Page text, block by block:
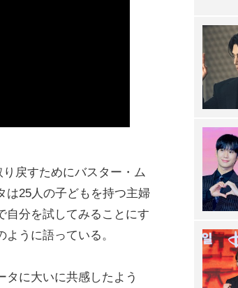
戻すためにバスター・ム
は25人の子どもを持つ主婦
自分を試してみることにす
うに語っている。
タに大いに共感したよう